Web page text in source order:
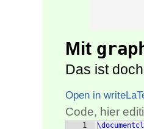
Mit
Das ist
Open in
Code, hier
1